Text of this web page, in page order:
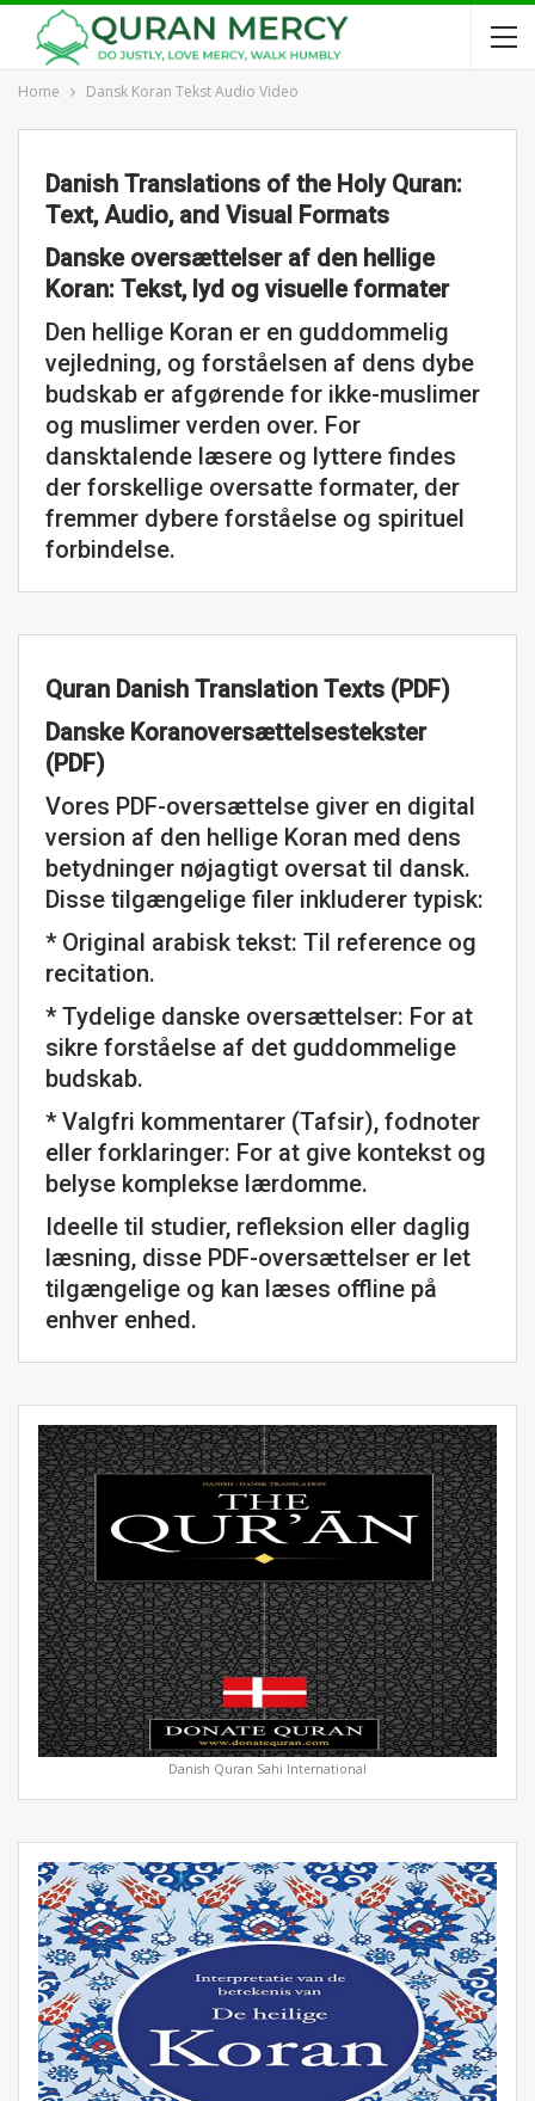
Home Dansk Koran Tekst Audio Video
Danish Translations of the Holy Quran:
Text, Audio, and Visual Formats
Danske oversættelser af den hellige
Koran: Tekst, lyd og visuelle formater
Den hellige Koran er en guddommelig
vejledning, og forståelsen af ​​dens dybe
budskab er afgørende for ikke-muslimer
og muslimer verden over. For
dansktalende læsere og lyttere findes
der forskellige oversatte formater, der
fremmer dybere forståelse og spirituel
forbindelse.
Quran Danish Translation Texts (PDF)
Danske Koranoversættelsestekster
(PDF)
Vores PDF-oversættelse giver en digital
version af den hellige Koran med dens
betydninger nøjagtigt oversat til dansk.
Disse tilgængelige filer inkluderer typisk:
* Original arabisk tekst: Til reference og
recitation.
* Tydelige danske oversættelser: For at
sikre forståelse af det guddommelige
budskab.
* Valgfri kommentarer (Tafsir), fodnoter
eller forklaringer: For at give kontekst og
belyse komplekse lærdomme.
Ideelle til studier, refleksion eller daglig
læsning, disse PDF-oversættelser er let
tilgængelige og kan læses offline på
enhver enhed.
Danish Quran Sahi International